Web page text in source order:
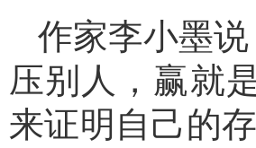
作家李小墨
压别人，赢就
来证明自己的